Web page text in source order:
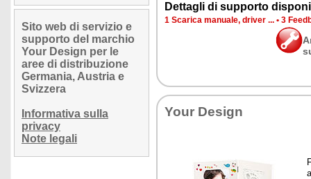
Sito web di servizio e
supporto del marchio
Your Design per le
aree di distribuzione
Germania, Austria e
Svizzera
Informativa sulla
privacy
Note legali
Dettagli di supporto
1 Scarica manuale, driver ... • 3
Your Design